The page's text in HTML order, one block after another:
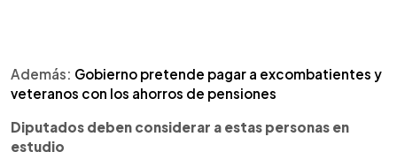
Además: Gobierno pretende pagar a excombatientes y
veteranos con los ahorros de pensiones
Diputados deben considerar a estas personas en
estudio